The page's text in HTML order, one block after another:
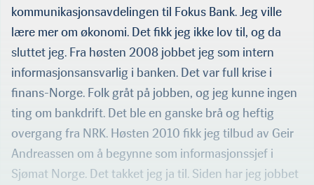
kommunikasjonsavdelingen til Fokus Bank. Jeg ville
lære mer om økonomi. Det fikk jeg ikke lov til, og da
sluttet jeg. Fra høsten 2008 jobbet jeg som intern
informasjonsansvarlig i banken. Det var full krise i
finans-Norge. Folk gråt på jobben, og jeg kunne ingen
ting om bankdrift. Det ble en ganske brå og heftig
overgang fra NRK. Høsten 2010 fikk jeg tilbud av Geir
Andreassen om å begynne som informasjonssjef i
Sjømat Norge. Det takket jeg ja til. Siden har jeg jobbet